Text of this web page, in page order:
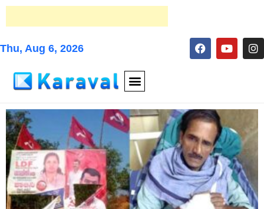
Thu, Aug 6, 2026